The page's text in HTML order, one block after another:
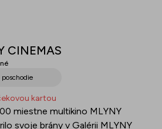
CINEMAS
poschodie
kartou
miestne multikino MLYNY
svoje brány v Galérii MLYNY